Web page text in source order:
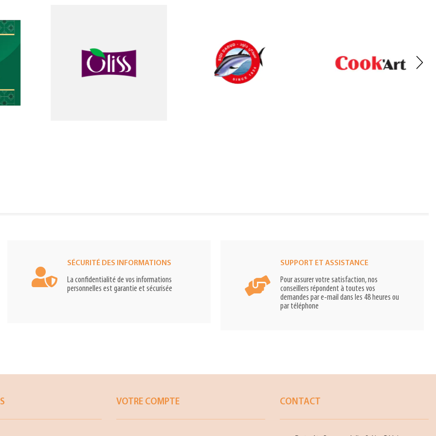
SÉCURITÉ DES INFORMATIONS
La confidentialité de vos informations
personnelles est garantie et sécurisée
SUPPORT ET ASSISTANCE
Pour assurer votre satisfaction, nos
conseillers répondent à toutes vos
demandes par e-mail dans les 48 heures ou
par téléphone
VOTRE COMPTE CONTACT